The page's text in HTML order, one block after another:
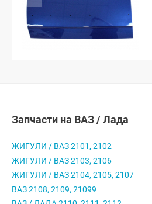
Запчасти на ВАЗ / Лада
ЖИГУЛИ / ВАЗ 2101, 2102
ЖИГУЛИ / ВАЗ 2103, 2106
ЖИГУЛИ / ВАЗ 2104, 2105, 2107
ВАЗ 2108, 2109, 21099